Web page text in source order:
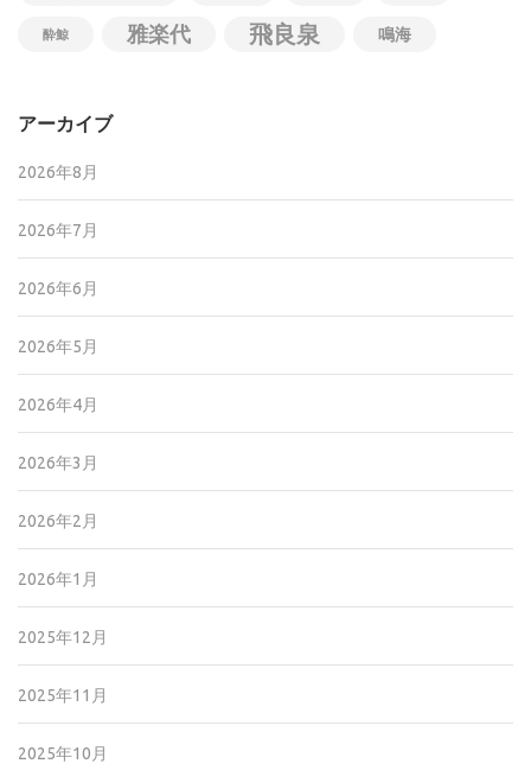
酔鯨 雅楽代 飛良泉 鳴海
アーカイブ
2026年8月
2026年7月
2026年6月
2026年5月
2026年4月
2026年3月
2026年2月
2026年1月
2025年12月
2025年11月
2025年10月